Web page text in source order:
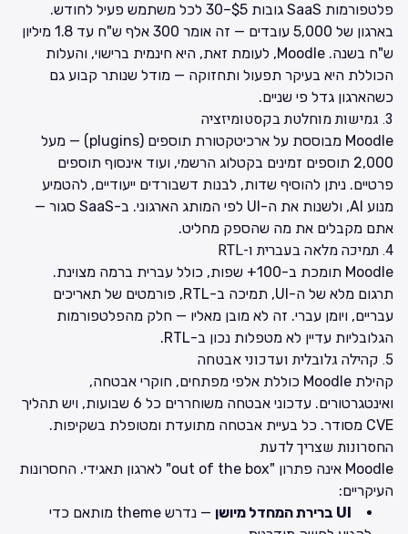
פלטפורמות SaaS גובות $5–30 לכל משתמש פעיל לחודש.
בארגון של 5,000 עובדים — זה אומר 300 אלף ש"ח עד 1.8 מיליון
ש"ח בשנה. Moodle, לעומת זאת, היא חינמית ברישוי, והעלות
הכוללת היא בעיקר תפעול ותחזוקה — מודל שנותר קבוע גם
כשהארגון גדל פי שניים.
3. גמישות מוחלטת בקסטומיזציה
Moodle מבוססת על ארכיטקטורת תוספים (plugins) — מעל
2,000 תוספים זמינים בקטלוג הרשמי, ועוד אינסוף תוספים
פרטיים. ניתן להוסיף שדות, לבנות דשבורדים ייעודיים, להטמיע
מנוע AI, ולשנות את ה-UI לפי המותג הארגוני. ב-SaaS סגור —
אתם מקבלים את מה שהספק מחליט.
4. תמיכה מלאה בעברית ו-RTL
Moodle תומכת ב-100+ שפות, כולל עברית ברמה מצוינת.
תרגום מלא של ה-UI, תמיכה ב-RTL, פורמטים של תאריכים
עבריים, ויומן עברי. זה לא מובן מאליו — חלק מהפלטפורמות
הגלובליות עדיין לא מטפלות נכון ב-RTL.
5. קהילה גלובלית ועדכוני אבטחה
קהילת Moodle כוללת אלפי מפתחים, חוקרי אבטחה,
ואינטגרטורים. עדכוני אבטחה משוחררים כל 6 שבועות, ויש תהליך
CVE מסודר. כל בעיית אבטחה מתועדת ומטופלת בשקיפות.
החסרונות שצריך לדעת
Moodle אינה פתרון "out of the box" לארגון תאגידי. החסרונות
העיקריים:
UI ברירת המחדל מיושן
— נדרש theme מותאם כדי